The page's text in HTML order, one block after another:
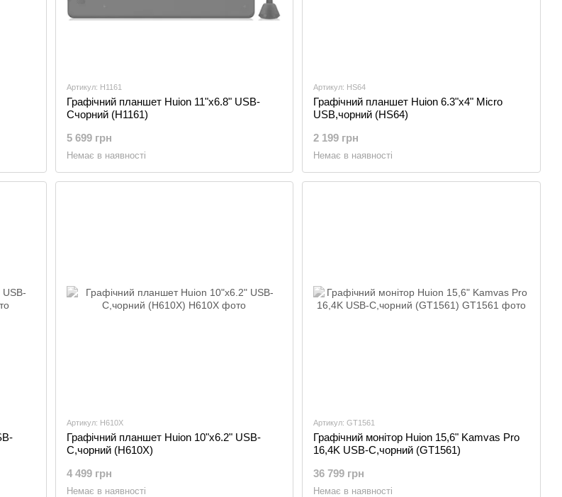
Артикул: H1161
Графічний планшет Huion 11"x6.8" USB-
Cчорний (H1161)
5 699 грн
Немає в наявності
Артикул: HS64
Графічний планшет Huion 6.3"x4" Micro
USB,чорний (HS64)
2 199 грн
Немає в наявності
Артикул: H610X
Графічний планшет Huion 10"x6.2" USB-
C,чорний (H610X)
4 499 грн
Немає в наявності
Артикул: GT1561
Графічний монітор Huion 15,6" Kamvas Pro
16,4K USB-C,чорний (GT1561)
36 799 грн
Немає в наявності